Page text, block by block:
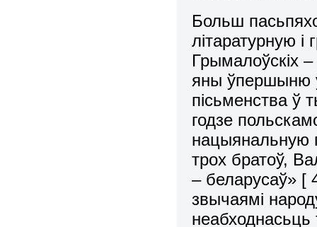
Больш
літаратурную
Грымалоўскіх
яны ўпершыню ў
пісьменства ў
годзе
нацыянальную
трох братоў,
– беларусаў» [
звычаямі
неабходнасьць